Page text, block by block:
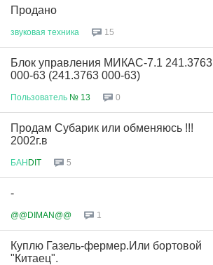
Продано
звуковая техника 15
Блок управления МИКАС-7.1 241.3763
000-63 (241.3763 000-63)
Пользователь № 13 0
Продам Субарик или обменяюсь !!!
2002г.в
БАНDIT 5
-
@@DIMAN@@ 1
Куплю Газель-фермер.Или бортовой
"Китаец".